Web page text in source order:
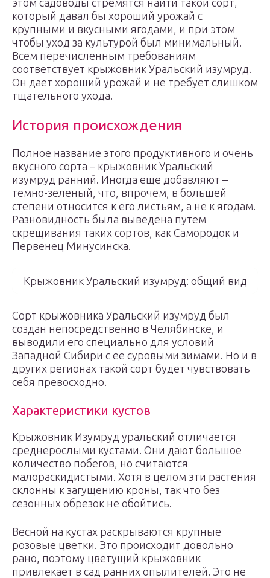
этом садоводы стремятся найти такой сорт,
который давал бы хороший урожай с
крупными и вкусными ягодами, и при этом
чтобы уход за культурой был минимальный.
Всем перечисленным требованиям
соответствует крыжовник Уральский изумруд.
Он дает хороший урожай и не требует слишком
тщательного ухода.
История происхождения
Полное название этого продуктивного и очень
вкусного сорта – крыжовник Уральский
изумруд ранний. Иногда еще добавляют –
темно-зеленый, что, впрочем, в большей
степени относится к его листьям, а не к ягодам.
Разновидность была выведена путем
скрещивания таких сортов, как Самородок и
Первенец Минусинска.
Крыжовник Уральский изумруд: общий вид
Сорт крыжовника Уральский изумруд был
создан непосредственно в Челябинске, и
выводили его специально для условий
Западной Сибири с ее суровыми зимами. Но и в
других регионах такой сорт будет чувствовать
себя превосходно.
Характеристики кустов
Крыжовник Изумруд уральский отличается
среднерослыми кустами. Они дают большое
количество побегов, но считаются
малораскидистыми. Хотя в целом эти растения
склонны к загущению кроны, так что без
сезонных обрезок не обойтись.
Весной на кустах раскрываются крупные
розовые цветки. Это происходит довольно
рано, поэтому цветущий крыжовник
привлекает в сад ранних опылителей. Это не